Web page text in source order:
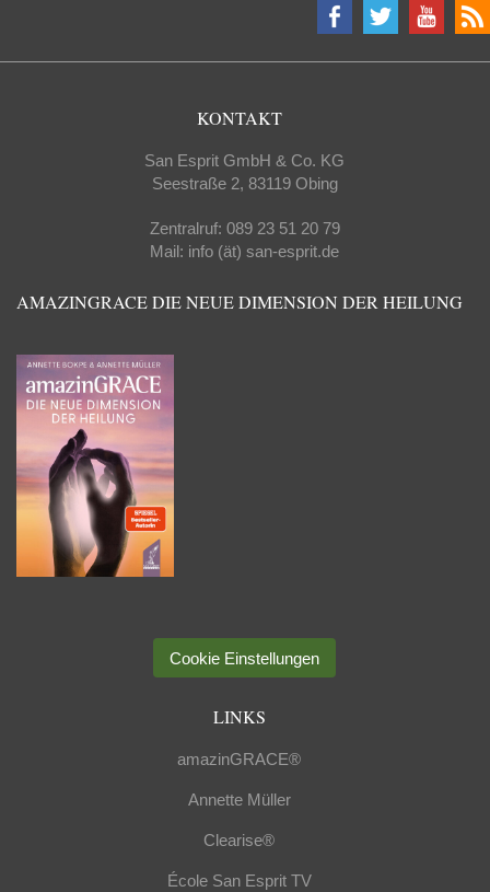
KONTAKT
San Esprit GmbH & Co. KG
Seestraße 2, 83119 Obing
Zentralruf: 089 23 51 20 79
Mail: info (ät) san-esprit.de
AMAZINGRACE DIE NEUE DIMENSION DER HEILUNG
Cookie Einstellungen
LINKS
amazinGRACE®
Annette Müller
Clearise®
École San Esprit TV